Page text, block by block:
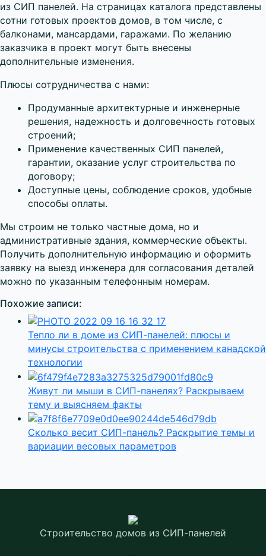
из СИП панелей. На страницах каталога представлены
сотни готовых проектов домов, в том числе, с
балконами, мансардами, гаражами. По желанию
заказчика в проект могут быть внесены
дополнительные изменения.
Плюсы сотрудничества с нами:
Продуманные архитектурные и инженерные
решения, надежность и долговечность готовых
строений;
Применение качественных СИП панелей,
гарантии, оказание услуг строительства по
договору;
Доступные цены, соблюдение сроков, удобные
способы оплаты.
Мы строим не только частные дома, но и
административные здания, коммерческие объекты.
Получить дополнительную информацию и оформить
заявку на выезд инженера для согласования деталей
можно по указанным телефонным номерам.
Похожие записи:
Тепло ли в доме из СИП-панелей: плюсы и
минусы строительства с применением канадской
технологии
Живут ли мыши в СИП-панелях? Раскрываем
тему и выясняем факты
Сколько весит СИП-панель? Раскрытие темы и
вариации весовых параметров
Строительство домов из СИП-панелей